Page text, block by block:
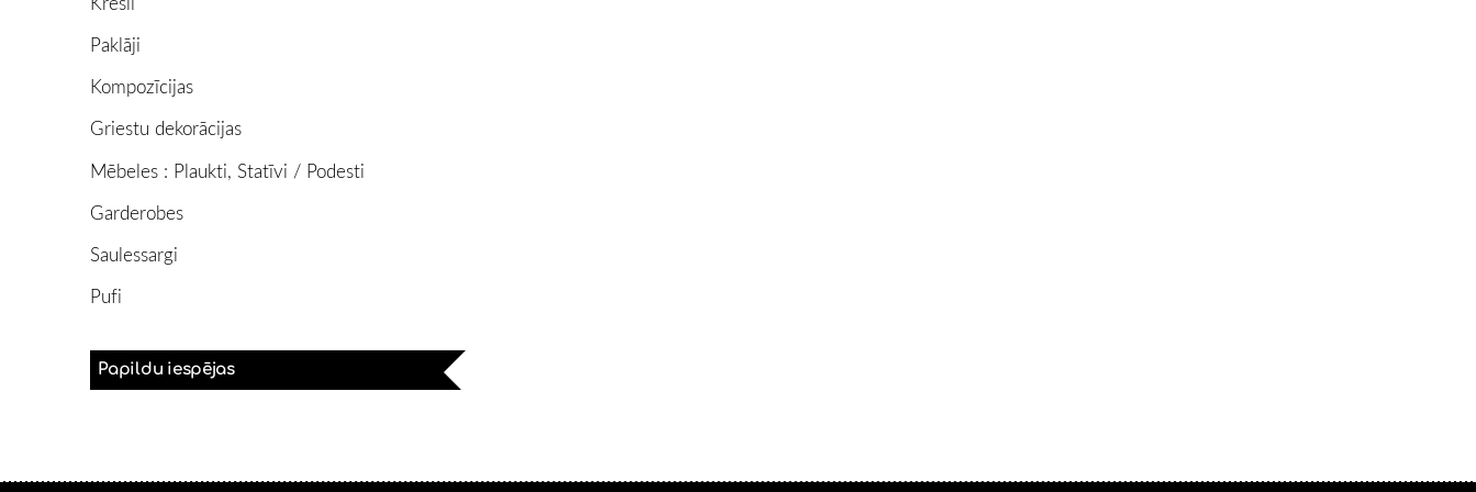
Paklāji
Kompozīcijas
Griestu dekorācijas
Mēbeles : Plaukti, Statīvi / Podesti
Garderobes
Saulessargi
Pufi
Papildu iespējas